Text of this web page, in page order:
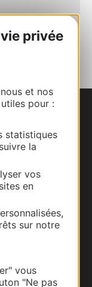
privée
et nos
pour :
statistiques
la
vos
en
sur notre
vous
"Ne pas